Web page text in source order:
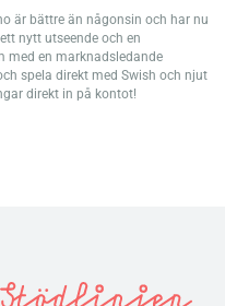
är bättre än någonsin och har nu
nytt utseende och en
med en marknadsledande
spela direkt med Swish och njut
direkt in på kontot!